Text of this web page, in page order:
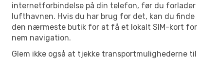
internetforbindelse på din telefon, før du forlader
lufthavnen. Hvis du har brug for det, kan du finde
den nærmeste butik for at få et lokalt SIM-kort for
nem navigation.
Glem ikke også at tjekke transportmulighederne til